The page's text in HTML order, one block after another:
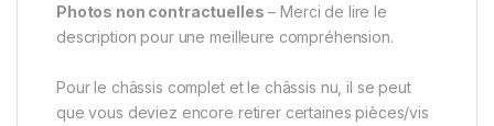
Photos non contractuelles – Merci de lire le
description pour une meilleure compréhension.
Pour le châssis complet et le châssis nu, il se peut
que vous deviez encore retirer certaines pièces/vis